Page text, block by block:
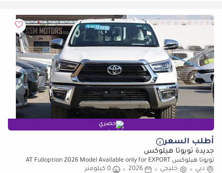
حصري
أطلب السعر
جديدة تويوتا هيلوكس
تويوتا هيلوكس AT Fulloption 2026 Model Available only for EXPORT
outside GCC (للتصدير فقط)
دبي خليجي 2026
0 كيلومتر